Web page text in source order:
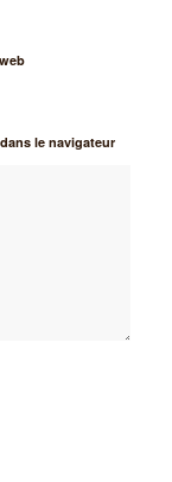
le navigateur